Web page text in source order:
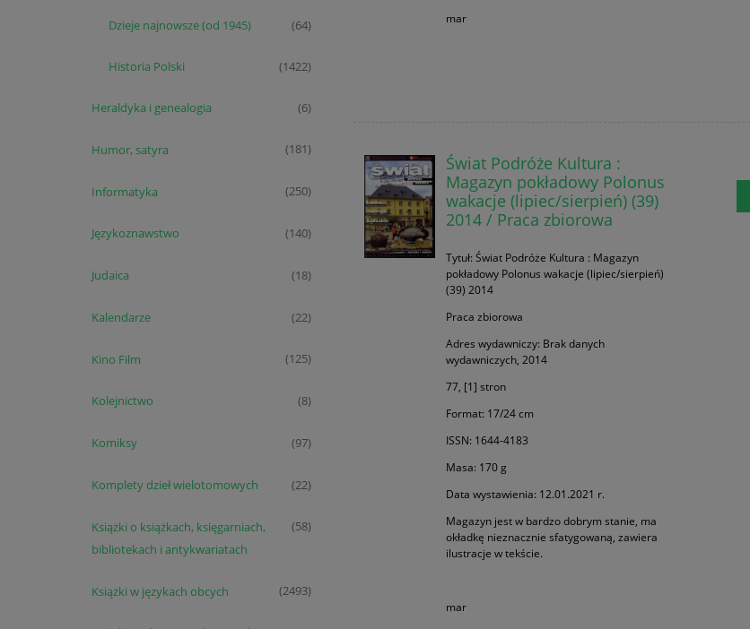
Dzieje najnowsze (od 1945) (64)
Historia Polski (1422)
Heraldyka i genealogia (6)
Humor, satyra (181)
Informatyka (250)
Językoznawstwo (140)
Judaica (18)
Kalendarze (22)
Kino Film (125)
Kolejnictwo (8)
Komiksy (97)
Komplety dzieł wielotomowych (22)
Książki o książkach, księgarniach,
bibliotekach i antykwariatach
(58)
Książki w językach obcych (2493)
mar
Świat Podróże Kultura :
Magazyn pokładowy Polonus
wakacje (lipiec/sierpień) (39)
2014 / Praca zbiorowa
Tytuł: Świat Podróże Kultura : Magazyn
pokładowy Polonus wakacje (lipiec/sierpień)
(39) 2014
Praca zbiorowa
Adres wydawniczy: Brak danych
wydawniczych, 2014
77, [1] stron
Format: 17/24 cm
ISSN: 1644-4183
Masa: 170 g
Data wystawienia: 12.01.2021 r.
Magazyn jest w bardzo dobrym stanie, ma
okładkę nieznacznie sfatygowaną, zawiera
ilustracje w tekście.
mar